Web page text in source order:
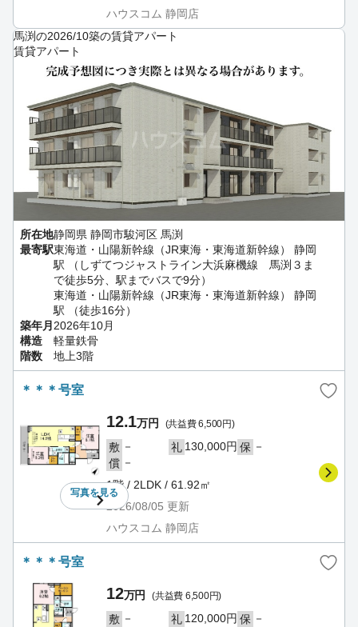
ハウスコム 静岡店
馬渕の2026/10築の賃貸アパート
賃貸アパート
所在地静岡県 静岡市駿河区 馬渕
最寄駅東海道・山陽新幹線（JR東海・東海道新幹線） 静岡
駅 （しずてつジャストライン大浜麻機線 馬渕３ま
で徒歩5分、駅までバスで9分）
東海道・山陽新幹線（JR東海・東海道新幹線） 静岡
駅 （徒歩16分）
築年月2026年10月
構造
軽量鉄骨
階数
地上3階
＊＊＊号室
写真を見る
12.1万円 (共益費 6,500円)
敷 － 礼 130,000円 保 －
償 －
1階 / 2LDK / 61.92㎡
2026/08/05 更新
ハウスコム 静岡店
＊＊＊号室
12万円 (共益費 6,500円)
敷 － 礼 120,000円 保 －